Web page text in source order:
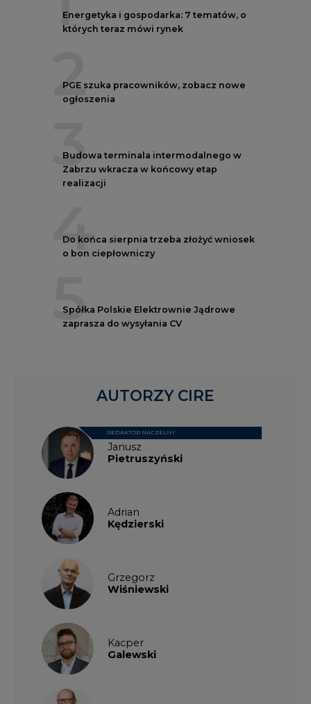
2
PGE szuka pracowników, zobacz nowe
3
Budowa terminala intermodalnego w
4
Do końca sierpnia trzeba złożyć wniosek
5
Spółka Polskie Elektrownie Jądrowe
Janusz
Pietruszyński
Adrian
Kędzierski
Grzegorz
Wiśniewski
Kacper
Kamil